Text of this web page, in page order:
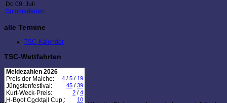
Do 09. Juli
Sommerferien
alle Termine
TSC-Kalender
TSC-Wettfahrten
Meldezahlen 2026
Preis der Malche:
4 / 5 / 19
Jüngstenfestival: 45 / 39
Kurt-Weck-Preis: 2 / 4
H-Boot Cocktail Cup : 10